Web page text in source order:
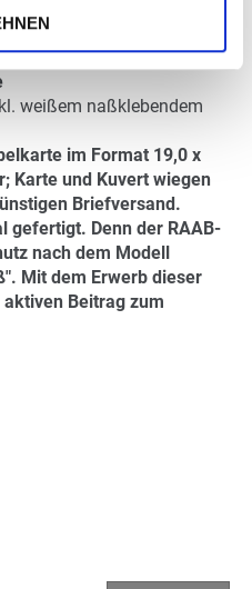
weißem naßklebendem
im Format 19,0 x
Karte und Kuvert wiegen
Briefversand.
gefertigt. Denn der RAAB-
nach dem Modell
Mit dem Erwerb dieser
Beitrag zum